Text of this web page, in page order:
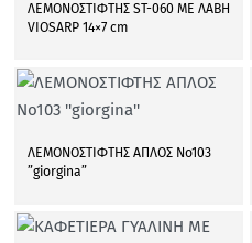
ΛΕΜΟΝΟΣΤΙΦΤΗΣ SΤ-060 ΜΕ ΛΑΒΗ
VIOSARP 14×7 cm
ΛΕΜΟΝΟΣΤΙΦΤΗΣ ΑΠΛΟΣ Νο103
”giorgina”